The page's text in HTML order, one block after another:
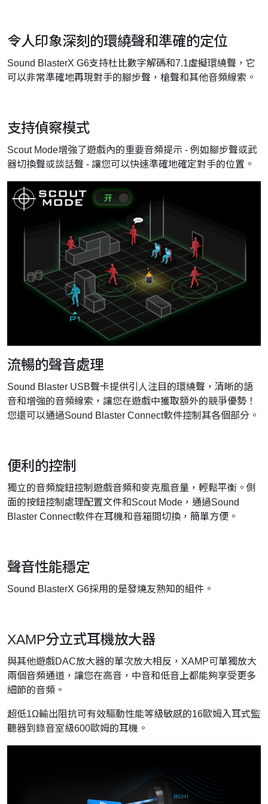
令人印象深刻的環繞聲和準確的定位
Sound BlasterX G6支持杜比數字解碼和7.1虛擬環繞聲，它
可以非常準確地再現對手的腳步聲，槍聲和其他音頻線索。
支持偵察模式
Scout Mode增強了遊戲內的重要音頻提示 - 例如腳步聲或武
器切換聲或談話聲 - 讓您可以快速準確地確定對手的位置。
流暢的聲音處理
Sound Blaster USB聲卡提供引人注目的環繞聲，清晰的語
音和增強的音頻線索，讓您在遊戲中獲取額外的競爭優勢！
您還可以通過Sound Blaster Connect軟件控制其各個部分。
便利的控制
獨立的音頻旋鈕控制遊戲音頻和麥克風音量，輕鬆平衡。側
面的按鈕控制處理配置文件和Scout Mode，通過Sound
Blaster Connect軟件在耳機和音箱間切換，簡單方便。
聲音性能穩定
Sound BlasterX G6採用的是發燒友熟知的組件。
XAMP分立式耳機放大器
與其他遊戲DAC放大器的單次放大相反，XAMP可單獨放大
兩個音頻通道，讓您在高音，中音和低音上都能夠享受更多
細節的音頻。
超低1Ω輸出阻抗可有效驅動性能等級敏感的16歐姆入耳式監
聽器到錄音室級600歐姆的耳機。